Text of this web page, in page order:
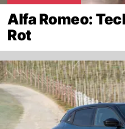
Alfa Romeo:
Rot